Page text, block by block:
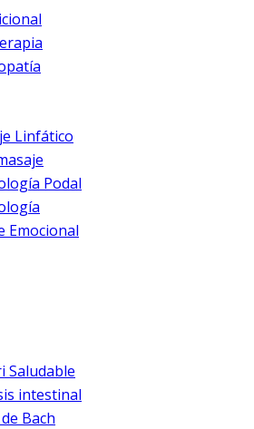
Linfático
Podal
Emocional
Saludable
intestinal
Bach